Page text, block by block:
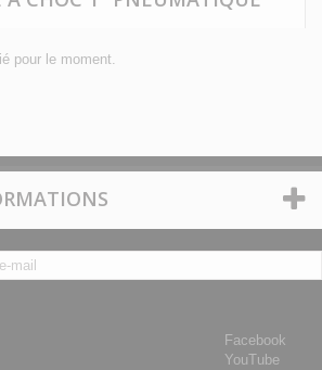
pour le moment.
Facebook
YouTube